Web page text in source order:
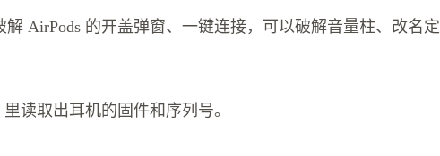
解 AirPods 的开盖弹窗、一键连接，可以破解音量柱、改名定
读取出耳机的固件和序列号。